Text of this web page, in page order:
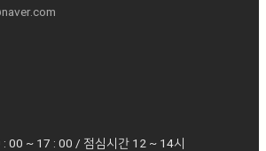
: 00 ~ 17 : 00 / 점심시간 12 ~ 14시